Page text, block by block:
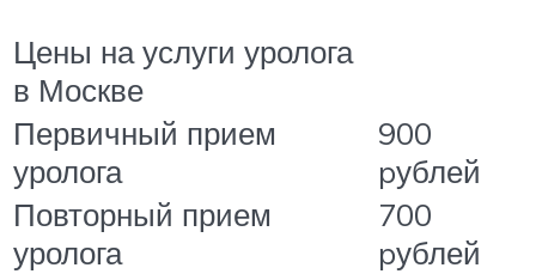
Цены на услуги уролога
в Москве
Первичный прием
уролога
900
pублей
Повторный прием
уролога
700
pублей